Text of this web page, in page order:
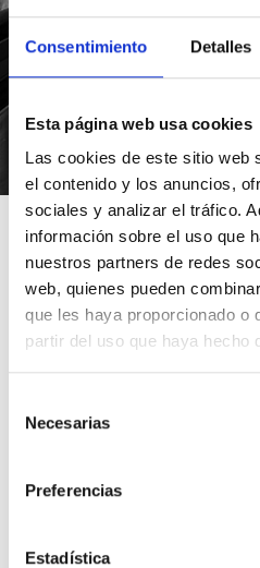
Consentimiento Detalles
Esta página web usa cookies
Las cookies de este sitio web
el contenido y los anuncios,
sociales y analizar el tráfico.
información sobre el uso que
nuestros partners de redes
web, quienes pueden
que les haya proporcionado o
partir del uso que haya hecho
Necesarias
Preferencias
Estadística
*Suscribiéndote aceptas nuestra